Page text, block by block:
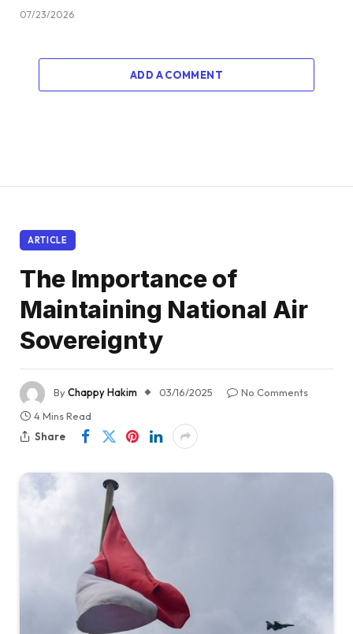
07/23/2026
ADD A COMMENT
ARTICLE
The Importance of
Maintaining National Air
Sovereignty
ByChappy Hakim 03/16/2025
No Comments
4 Mins Read
Share